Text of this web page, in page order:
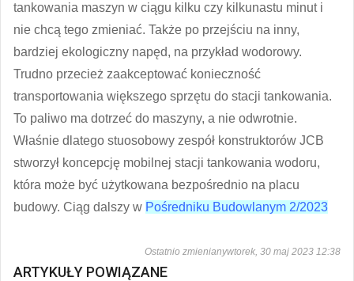
tankowania maszyn w ciągu kilku czy kilkunastu minut i
nie chcą tego zmieniać. Także po przejściu na inny,
bardziej ekologiczny napęd, na przykład wodorowy.
Trudno przecież zaakceptować konieczność
transportowania większego sprzętu do stacji tankowania.
To paliwo ma dotrzeć do maszyny, a nie odwrotnie.
Właśnie dlatego stuosobowy zespół konstruktorów JCB
stworzył koncepcję mobilnej stacji tankowania wodoru,
która może być użytkowana bezpośrednio na placu
budowy. Ciąg dalszy w Pośredniku Budowlanym 2/2023
Ostatnio zmienianywtorek, 30 maj 2023 12:38
ARTYKUŁY POWIĄZANE